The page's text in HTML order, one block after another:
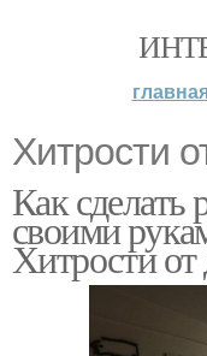
Хитрости
Как сделать
своими
Хитрости от